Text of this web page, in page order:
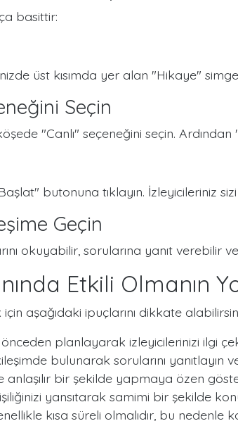
basittir:
üst kısımda yer alan "Hikaye"
Seçin
"Canlı" seçeneğini seçin.
Başlat" butonuna tıklayın. İzleyicileriniz
Geçin
okuyabilir, sorularına yanıt verebilir
Etkili Olmanın
aşağıdaki ipuçlarını dikkate
önceden planlayarak izleyicilerinizi ilgi
bulunarak sorularını yanıtlayın
anlaşılır bir şekilde yapmaya özen
yansıtarak samimi bir şekilde
kısa süreli olmalıdır, bu nedenle